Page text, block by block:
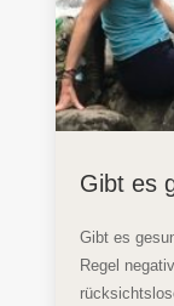
Gibt es
Gibt es
Regel